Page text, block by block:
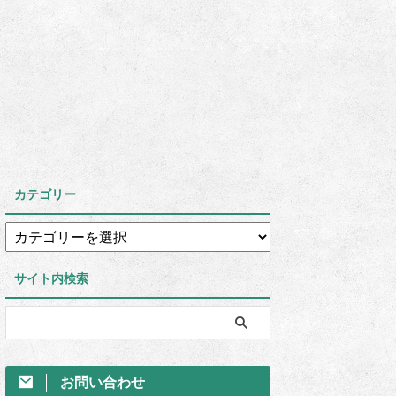
カテゴリー
サイト内検索
お問い合わせ